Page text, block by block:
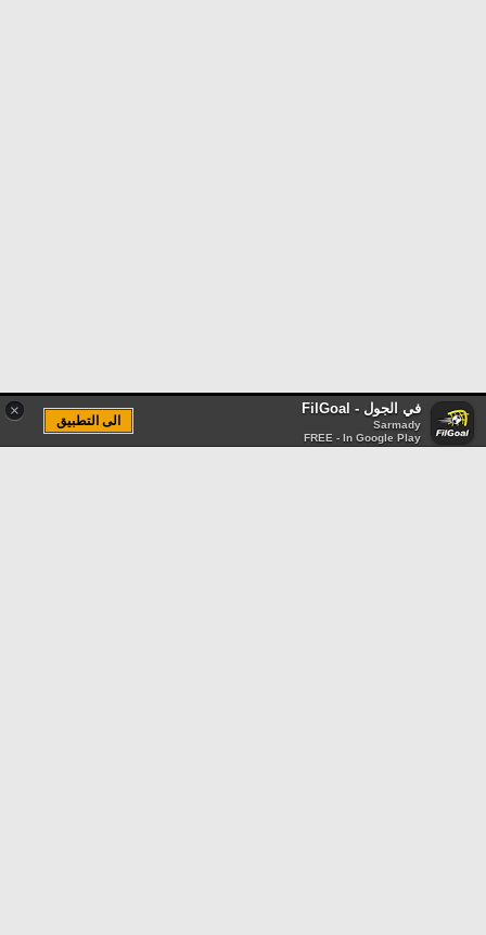
× في الجول - FilGoal
Sarmady
FREE - In Google Play
الى التطبيق